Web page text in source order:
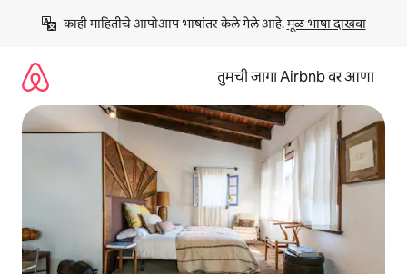
काही माहितीचे आपोआप भाषांतर केले गेले आहे. मूळ भाषा दाखवा
तुमची जागा Airbnb वर आणा